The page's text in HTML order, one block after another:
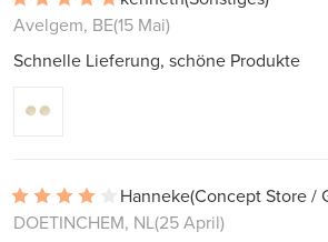
Avelgem, BE(15 Mai)
Schnelle Lieferung, schöne Produkte
Hanneke(Concept Store /
DOETINCHEM, NL(25 April)